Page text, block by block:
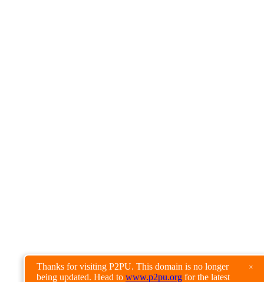
Thanks for visiting P2PU. This domain is no longer
being updated. Head to www.p2pu.org for the latest
×